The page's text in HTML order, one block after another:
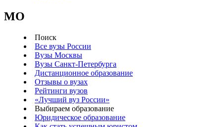
MO
Поиск
Все вузы России
Вузы Москвы
Вузы Санкт-Петербурга
Дистанционное образование
Отзывы о вузах
Рейтинги вузов
«Лучший вуз России»
Выбираем образование
Юридическое образование